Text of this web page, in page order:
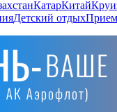
КатарКитай
Детский отдых